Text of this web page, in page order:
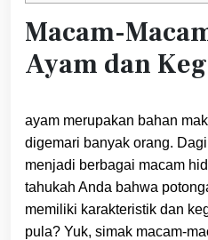
Macam-
Ayam dan
ayam merupakan bahan
digemari banyak orang.
menjadi berbagai macam
tahukah Anda bahwa
memiliki karakteristik dan
pula? Yuk, simak macam-